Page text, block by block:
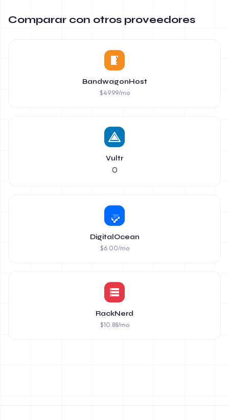
Comparar con otros proveedores
BandwagonHost
$49.99/mo
Vultr
0
DigitalOcean
$6.00/mo
RackNerd
$10.88/mo